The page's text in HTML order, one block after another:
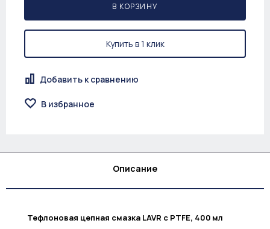
В КОРЗИНУ
Купить в 1 клик
Добавить к сравнению
В избранное
Описание
Тефлоновая цепная смазка LAVR с PTFE, 400 мл